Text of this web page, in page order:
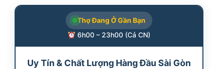
Thợ Đang Ở Gần Bạn
6h00 – 23h00 (Cả CN)
Uy Tín & Chất Lượng Hàng Đầu Sài Gòn